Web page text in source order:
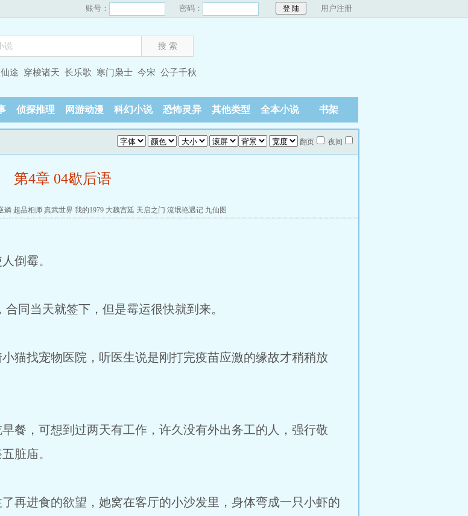
账号： 密码： 用户注册
途 穿梭诸天 长乐歌 寒门枭士 今宋 公子千秋
侦探推理 网游动漫 科幻小说 恐怖灵异 其他类型 全本小说 书架
翻页 夜间
第4章 04歇后语
鳞 超品相师 真武世界 我的1979 大魏宫廷 天启之门 流氓艳遇记 九仙图
倒霉。
当天就签下，但是霉运很快就到来。
找宠物医院，听医生说是刚打完疫苗应激的缘故才稍稍放
，可想到过两天有工作，许久没有外出务工的人，强行敬
脏庙。
进食的欲望，她窝在客厅的小沙发里，身体弯成一只小虾的